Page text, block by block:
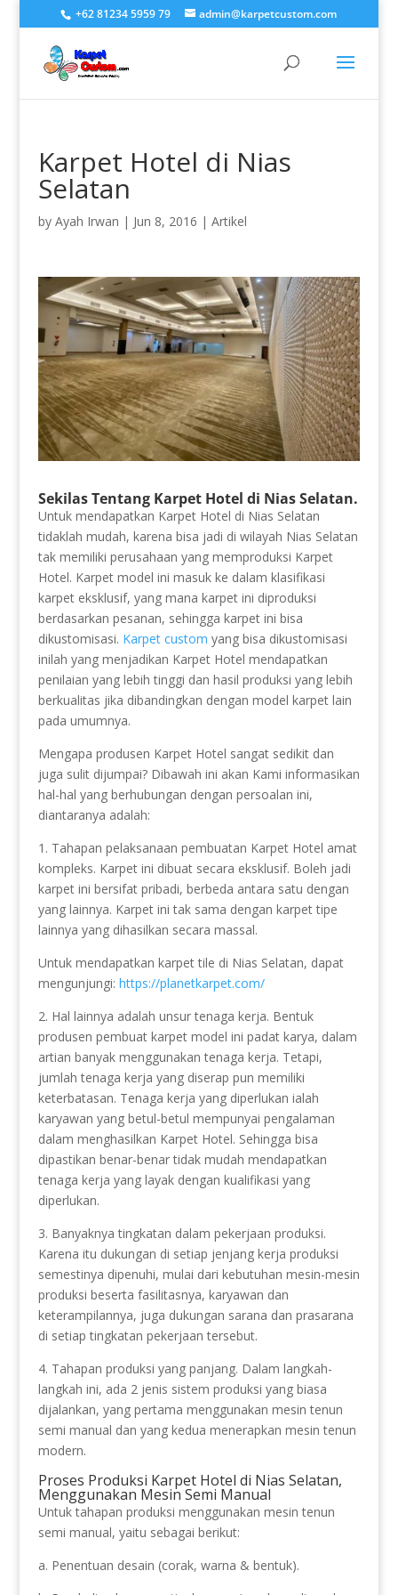
+62 81234 5959 79 admin@karpetcustom.com
Karpet Hotel di Nias
Selatan
by Ayah Irwan | Jun 8, 2016 | Artikel
Sekilas Tentang Karpet Hotel di Nias Selatan.
Untuk mendapatkan Karpet Hotel di Nias Selatan
tidaklah mudah, karena bisa jadi di wilayah Nias Selatan
tak memiliki perusahaan yang memproduksi Karpet
Hotel. Karpet model ini masuk ke dalam klasifikasi
karpet eksklusif, yang mana karpet ini diproduksi
berdasarkan pesanan, sehingga karpet ini bisa
dikustomisasi. Karpet custom yang bisa dikustomisasi
inilah yang menjadikan Karpet Hotel mendapatkan
penilaian yang lebih tinggi dan hasil produksi yang lebih
berkualitas jika dibandingkan dengan model karpet lain
pada umumnya.
Mengapa produsen Karpet Hotel sangat sedikit dan
juga sulit dijumpai? Dibawah ini akan Kami informasikan
hal-hal yang berhubungan dengan persoalan ini,
diantaranya adalah:
1. Tahapan pelaksanaan pembuatan Karpet Hotel amat
kompleks. Karpet ini dibuat secara eksklusif. Boleh jadi
karpet ini bersifat pribadi, berbeda antara satu dengan
yang lainnya. Karpet ini tak sama dengan karpet tipe
lainnya yang dihasilkan secara massal.
Untuk mendapatkan karpet tile di Nias Selatan, dapat
mengunjungi: https://planetkarpet.com/
2. Hal lainnya adalah unsur tenaga kerja. Bentuk
produsen pembuat karpet model ini padat karya, dalam
artian banyak menggunakan tenaga kerja. Tetapi,
jumlah tenaga kerja yang diserap pun memiliki
keterbatasan. Tenaga kerja yang diperlukan ialah
karyawan yang betul-betul mempunyai pengalaman
dalam menghasilkan Karpet Hotel. Sehingga bisa
dipastikan benar-benar tidak mudah mendapatkan
tenaga kerja yang layak dengan kualifikasi yang
diperlukan.
3. Banyaknya tingkatan dalam pekerjaan produksi.
Karena itu dukungan di setiap jenjang kerja produksi
semestinya dipenuhi, mulai dari kebutuhan mesin-mesin
produksi beserta fasilitasnya, karyawan dan
keterampilannya, juga dukungan sarana dan prasarana
di setiap tingkatan pekerjaan tersebut.
4. Tahapan produksi yang panjang. Dalam langkah-
langkah ini, ada 2 jenis sistem produksi yang biasa
dijalankan, yang pertama menggunakan mesin tenun
semi manual dan yang kedua menerapkan mesin tenun
modern.
Proses Produksi Karpet Hotel di Nias Selatan,
Menggunakan Mesin Semi Manual
Untuk tahapan produksi menggunakan mesin tenun
semi manual, yaitu sebagai berikut:
a. Penentuan desain (corak, warna & bentuk).